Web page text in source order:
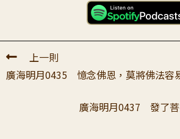
住！ 因地（自己學了一點，就覺得其...
伍〇〇2022-06-09 22:03:56
感恩上師，以非常簡潔正確的方式，直接
處，願能不放棄學習，更貼近師長的想法
2022-06-11 09:41:40
上一則
廣海明月0435 憶念佛恩，莫將佛法容
廣海明月0437 發了